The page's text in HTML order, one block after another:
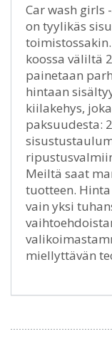
Car wash girls
on tyylikäs
koossa väliltä
painetaan
hintaan
kiilakehys,
paksuudesta:
Meiltä saat
tuotteen.
vain yksi
miellyttävän